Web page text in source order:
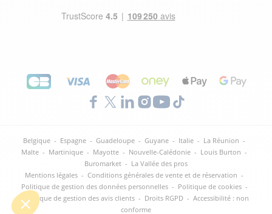
Belgique - Espagne - Guadeloupe - Guyane - Italie - La Réunion -
Malte - Martinique - Mayotte - Nouvelle-Calédonie - Louis Burton -
Buromarket - La Vallée des pros
Mentions légales - Conditions générales de vente et de réservation -
Politique de gestion des données personnelles - Politique de cookies -
Politique de gestion des avis clients - Droits RGPD - Accessibilité : non
conforme